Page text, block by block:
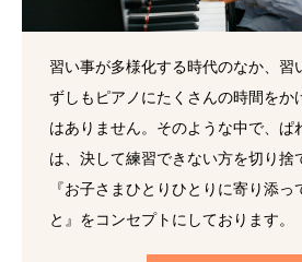
習い事が多様化する時代のなか、習
ずしもピアノにたくさんの時間をか
はありません。そのような中で、ぱ
は、決して練習できない方を切り捨
『お子さまひとりひとりに寄り添っ
と』をコンセプトにしております。